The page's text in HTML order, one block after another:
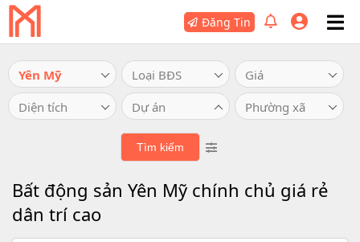
Đăng Tin
Yên Mỹ Loại BĐS
Giá
Diện tích
Dự án Phường xã
Bất động sản Yên Mỹ chính chủ giá rẻ
dân trí cao